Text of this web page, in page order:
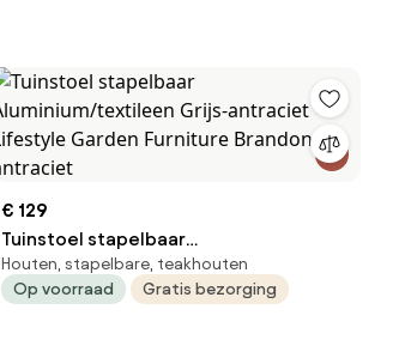
€ 129
Tuinstoel stapelbaar
Aluminium/textileen Grijs-antraciet
Lifestyle Garden Furniture Brandon
Houten, stapelbare, teakhouten
Op voorraad
Gratis bezorging